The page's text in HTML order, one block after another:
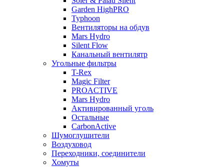
Garden HighPRO
Typhoon
Вентиляторы на обдув
Mars Hydro
Silent Flow
Канальный вентилятр
Угольные фильтры
T-Rex
Magic Filter
PROACTIVE
Mars Hydro
Активированный уголь
Остальные
CarbonActive
Шумоглушители
Воздуховод
Переходники, соединители
Хомуты